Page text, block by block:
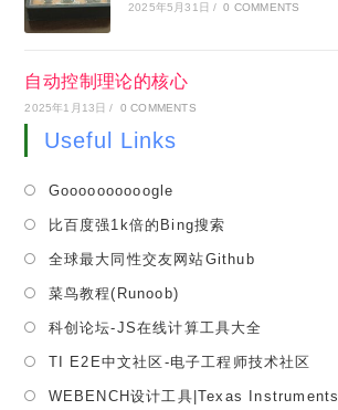
2025年5月31日 / 0 COMMENTS
自动控制理论的核心
2025年1月13日 / 0 COMMENTS
Useful Links
Goooooooooogle
new
tab
比百度强1k倍的Bing搜索
tab
全球最大同性交友网站GithubOpens
new
tab
菜鸟教程(Runoob)
a
new
tab
科创论坛-JS在线计算工具大全
a
new
TI E2E中文社区-电子工程师技术社区
WEBENCH设计工具|Texas Instruments